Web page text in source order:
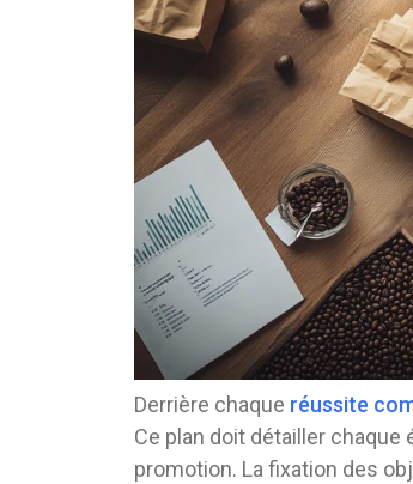
Derrière chaque réussite
Ce plan doit détailler chaque
promotion. La fixation des